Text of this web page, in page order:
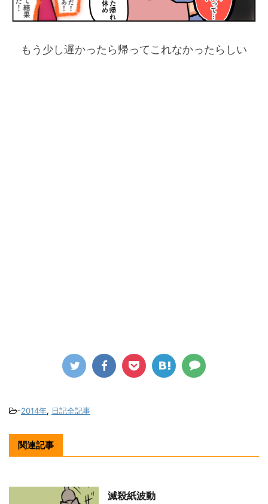
もう少し遅かったら帰ってこれなかったらしい
-2014年, 日記全記事
関連記事
滅殺紙波動